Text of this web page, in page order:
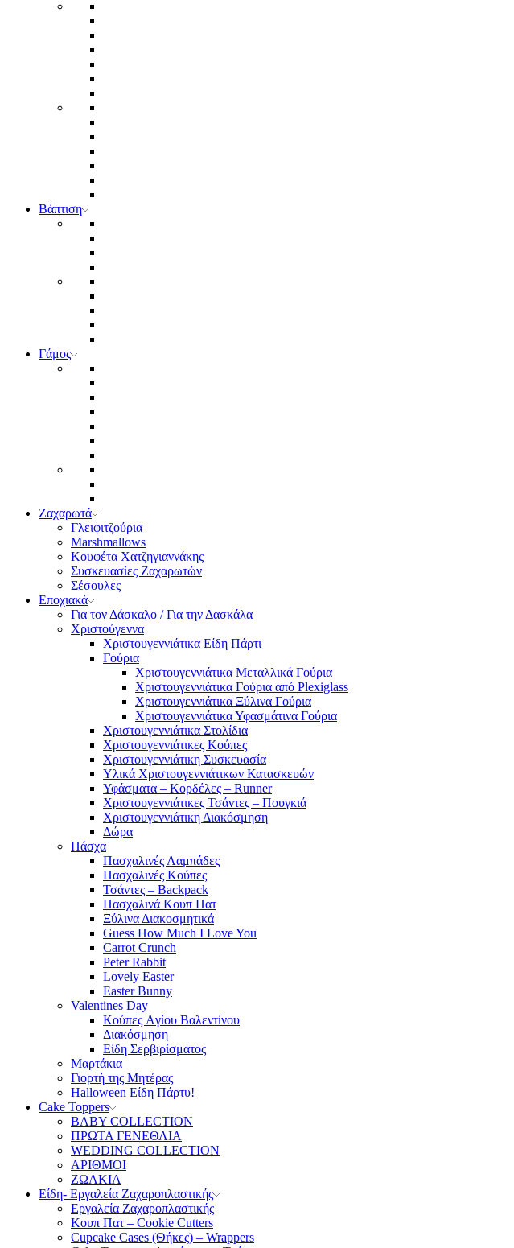
Βάπτιση
Γάμος
Ζαχαρωτά
Γλειφιτζούρια
Marshmallows
Κουφέτα Χατζηγιαννάκης
Συσκευασίες Ζαχαρωτών
Σέσουλες
Εποχιακά
Για τον Δάσκαλο / Για την Δασκάλα
Χριστούγεννα
Χριστουγεννιάτικα Είδη Πάρτι
Γούρια
Χριστουγεννιάτικα Μεταλλικά Γούρια
Χριστουγεννιάτικα Γούρια από Plexiglass
Χριστουγεννιάτικα Ξύλινα Γούρια
Χριστουγεννιάτικα Υφασμάτινα Γούρια
Χριστουγεννιάτικα Στολίδια
Χριστουγεννιάτικες Κούπες
Χριστουγεννιάτικη Συσκευασία
Υλικά Χριστουγεννιάτικων Κατασκευών
Υφάσματα – Κορδέλες – Runner
Χριστουγεννιάτικες Τσάντες – Πουγκιά
Χριστουγεννιάτικη Διακόσμηση
Δώρα
Πάσχα
Πασχαλινές Λαμπάδες
Πασχαλινές Κούπες
Τσάντες – Backpack
Πασχαλινά Κουπ Πατ
Ξύλινα Διακοσμητικά
Guess How Much I Love You
Carrot Crunch
Peter Rabbit
Lovely Easter
Easter Bunny
Valentines Day
Κούπες Aγίου Βαλεντίνου
Διακόσμηση
Είδη Σερβιρίσματος
Μαρτάκια
Γιορτή της Μητέρας
Halloween Είδη Πάρτυ!
Cake Toppers
BABY COLLECTION
ΠΡΩΤΑ ΓΕΝΕΘΛΙΑ
WEDDING COLLECTION
ΑΡΙΘΜΟΙ
ΖΩΑΚΙΑ
Είδη- Εργαλεία Ζαχαροπλαστικής
Εργαλεία Ζαχαροπλαστικής
Κουπ Πατ – Cookie Cutters
Cupcake Cases (Θήκες) – Wrappers